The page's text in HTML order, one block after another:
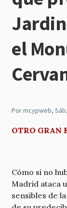
el
Pormcypweb,
OTRO GRAN
Cómo si no
Madrid ataca
sensibles de